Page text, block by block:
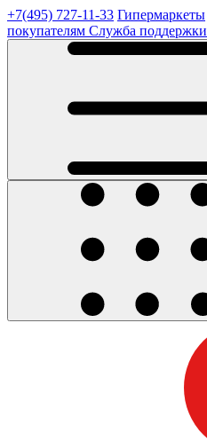
+7(495) 727-11-33 Гипермаркеты
покупателям Служба поддержки